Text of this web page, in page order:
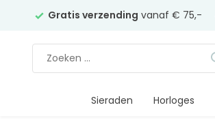
Gratis verzending vanaf € 75,-
Sieraden Horloges